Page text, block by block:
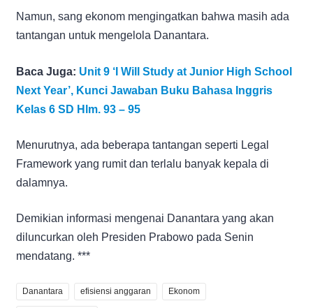
Namun, sang ekonom mengingatkan bahwa masih ada
tantangan untuk mengelola Danantara.
Baca Juga: Unit 9 ‘I Will Study at Junior High School
Next Year’, Kunci Jawaban Buku Bahasa Inggris
Kelas 6 SD Hlm. 93 – 95
Menurutnya, ada beberapa tantangan seperti Legal
Framework yang rumit dan terlalu banyak kepala di
dalamnya.
Demikian informasi mengenai Danantara yang akan
diluncurkan oleh Presiden Prabowo pada Senin
mendatang. ***
Danantara efisiensi anggaran Ekonom